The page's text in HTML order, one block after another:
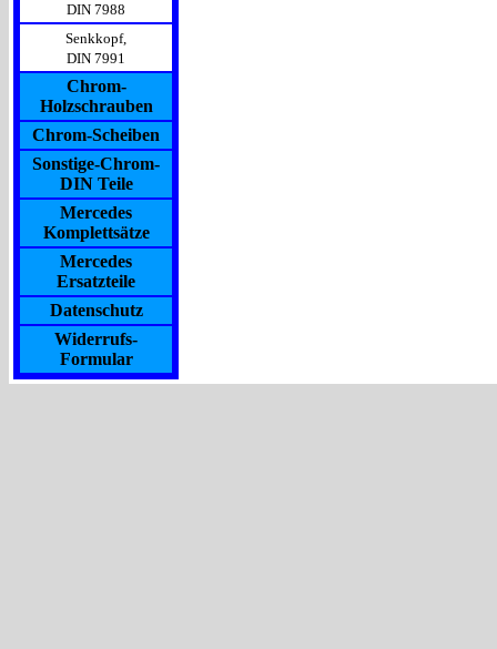
DIN 7988
Senkkopf,
DIN 7991
Chrom-
Holzschrauben
Chrom-Scheiben
Sonstige-Chrom-
DIN Teile
Mercedes
Komplettsätze
Mercedes
Ersatzteile
Datenschutz
Widerrufs-
Formular